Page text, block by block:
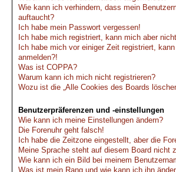
Wie kann ich verhindern, dass mein
auftaucht?
Ich habe mein Passwort vergessen!
Ich habe mich registriert, kann mich aber
Ich habe mich vor einiger Zeit registriert,
anmelden?!
Was ist COPPA?
Warum kann ich mich nicht registrieren?
Wozu ist die „Alle Cookies des Boards
Benutzerpräferenzen und -einstellungen
Wie kann ich meine Einstellungen ändern?
Die Forenuhr geht falsch!
Ich habe die Zeitzone eingestellt, aber die
Meine Sprache steht auf diesem Board nicht
Wie kann ich ein Bild bei meinem
Was ist mein Rang und wie kann ich ihn